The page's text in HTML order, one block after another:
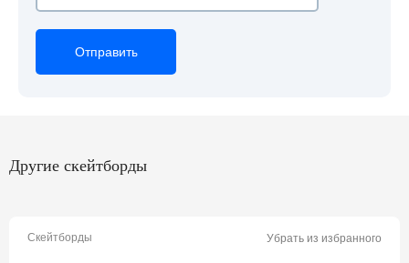
Отправить
Отправить
Отправить
Другие скейтборды
Скейтборды Убрать из избранного